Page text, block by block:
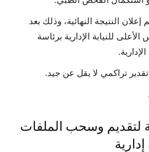
النتيجة النهائية، وذلك بعد
للنيابة الإدارية برئاسة
تراكمي لا يقل عن جيد.
لتقديم وسحب الملفات